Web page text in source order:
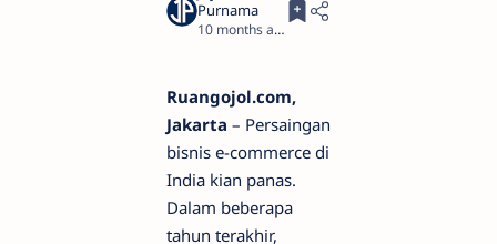
10 months ago
Ruangojol.com,
Jakarta – Persaingan
bisnis e-commerce di
India kian panas.
Dalam beberapa
tahun terakhir,